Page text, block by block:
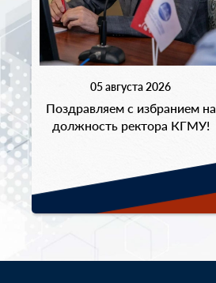
05 августа 2026
Поздравляем с избранием на
должность ректора КГМУ!